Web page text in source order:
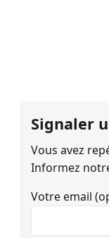
Signaler
Vous avez
Informez
Votre email